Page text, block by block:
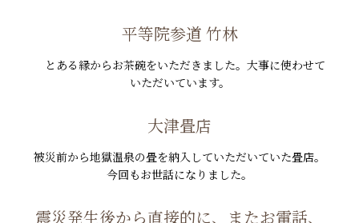
平等院参道 竹林
とある縁からお茶碗をいただきました。大事に使わせて
いただいています。
大津畳店
被災前から地獄温泉の畳を納入していただいていた畳店。
今回もお世話になりました。
震災発生後から直接的に、またお電話、